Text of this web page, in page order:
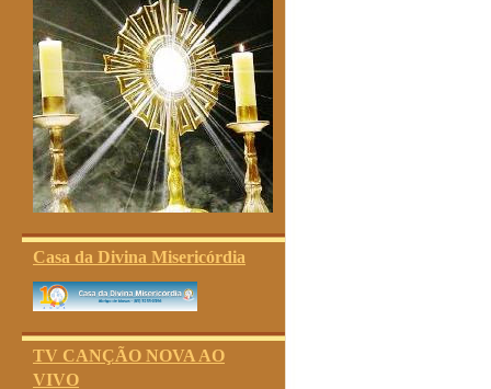
Casa da Divina Misericórdia
TV CANÇÃO NOVA AO
VIVO